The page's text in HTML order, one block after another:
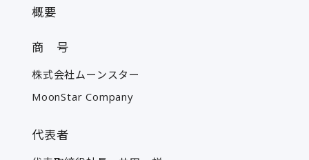
概要
商 号
株式会社ムーンスター
MoonStar Company
代表者